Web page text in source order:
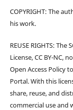
COPYRIGHT: The
his work.
REUSE RIGHTS:
License, CC BY-NC,
Open Access Policy
Portal. With this
share, reuse, and
commercial use and